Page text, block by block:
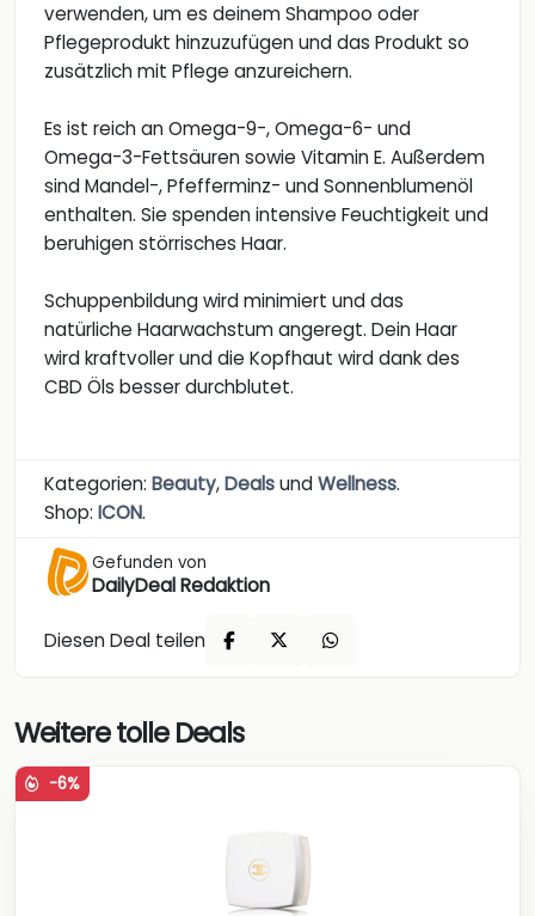
verwenden, um es deinem Shampoo oder
Pflegeprodukt hinzuzufügen und das Produkt so
zusätzlich mit Pflege anzureichern.
Es ist reich an Omega-9-, Omega-6- und
Omega-3-Fettsäuren sowie Vitamin E. Außerdem
sind Mandel-, Pfefferminz- und Sonnenblumenöl
enthalten. Sie spenden intensive Feuchtigkeit und
beruhigen störrisches Haar.
Schuppenbildung wird minimiert und das
natürliche Haarwachstum angeregt. Dein Haar
wird kraftvoller und die Kopfhaut wird dank des
CBD Öls besser durchblutet.
Kategorien: Beauty,DealsundWellness.
Shop: ICON.
Gefunden von
DailyDeal Redaktion
Diesen Deal teilen
Weitere tolle Deals
-6%